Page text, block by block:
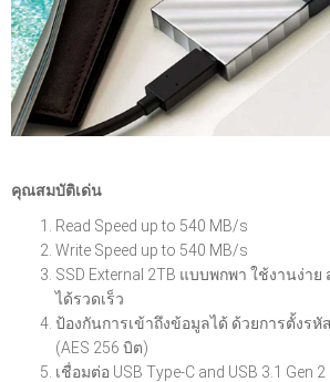
คุณสมบัติเด่น
Read Speed up to 540 MB/s
Write Speed up to 540 MB/s
SSD External 2TB แบบพกพา ใช้งานง่า
ได้รวดเร็ว
ป้องกันการเข้าถึงข้อมูลได้ ด้วยการตั้งรหั
(AES 256 บิต)
เชื่อมต่อ USB Type-C and USB 3.1 Gen 2